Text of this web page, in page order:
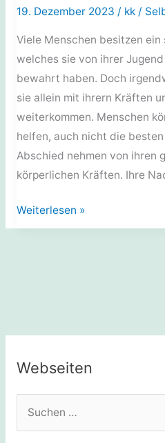
19. Dezember 2023 / kk /
Viele Menschen besitzen
welches sie von ihrer
bewahrt haben. Doch
sie allein mit ihrern Kräften
weiterkommen. Menschen
helfen, auch nicht die
Abschied nehmen von ihren
körperlichen Kräften. Ihre
Gedichte:
Selbstzweifel
Weiterlesen »
Webseiten